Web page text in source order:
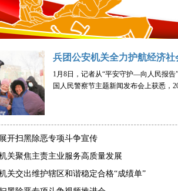
兵团公安机关全力护航经济社
1月8日，记者从“平安守护—向人民报告
国人民警察节主题新闻发布会上获悉，
开扫黑除恶专项斗争宣传
关聚焦主责主业服务高质量发展
关交出维护辖区和谐稳定合格“成绩单”